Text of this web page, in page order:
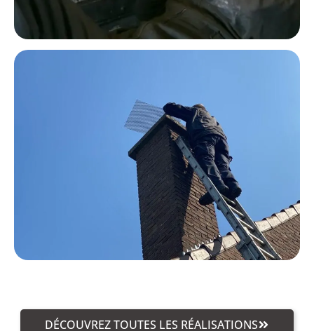
DÉCOUVREZ TOUTES LES RÉALISATIONS